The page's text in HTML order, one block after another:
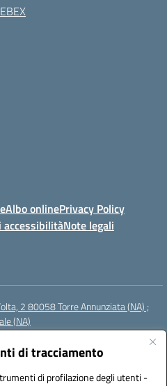
di tracciamento
di profilazione degli utenti -
Albo onlinePrivacy Policy
accessibilitàNote legali
2 80058 Torre Annunziata (NA) ;
(NA)
nais04100b@pec.istruzione.it